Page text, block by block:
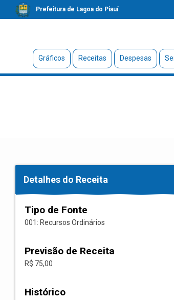
Prefeitura de Lagoa do Piauí
Gráficos Receitas Despesas
Detalhes do Receita
Tipo de Fonte
001: Recursos Ordinários
Previsão de Receita
R$ 75,00
Histórico